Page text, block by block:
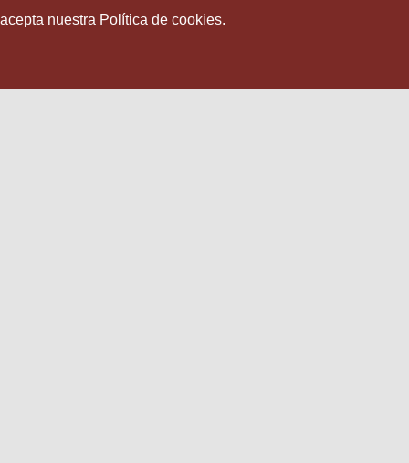
nuestra Política de cookies.